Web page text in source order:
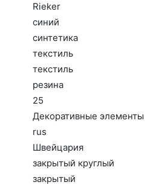
Ri­eker
си­ний
син­те­тика
текс­тиль
текс­тиль
ре­зина
25
Де­кора­тив­ные эле­мен­ты
rus
Швей­ца­рия
зак­ры­тый круг­лый
зак­ры­тый